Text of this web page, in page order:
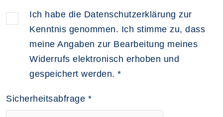
Ich habe die Datenschutzerklärung zur
Kenntnis genommen. Ich stimme zu, dass
meine Angaben zur Bearbeitung meines
Widerrufs elektronisch erhoben und
gespeichert werden. *
Sicherheitsabfrage *